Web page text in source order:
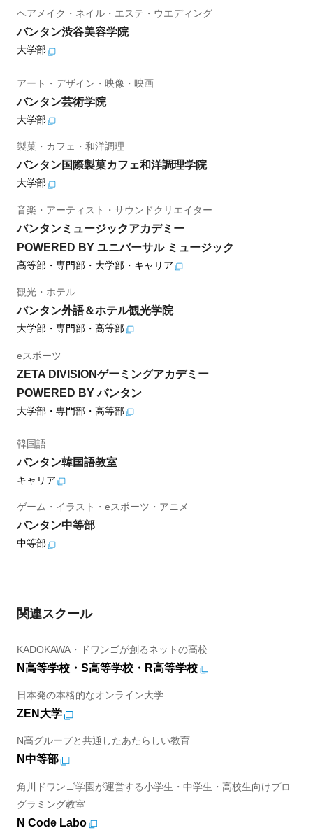
ヘアメイク・ネイル・エステ・ウエディング
バンタン渋谷美容学院
大学部
アート・デザイン・映像・映画
バンタン芸術学院
大学部
製菓・カフェ・和洋調理
バンタン国際製菓カフェ和洋調理学院
大学部
音楽・アーティスト・サウンドクリエイター
バンタンミュージックアカデミー
POWERED BY ユニバーサル ミュージック
高等部・専門部・大学部・キャリア
観光・ホテル
バンタン外語＆ホテル観光学院
大学部・専門部・高等部
eスポーツ
ZETA DIVISIONゲーミングアカデミー
POWERED BY バンタン
大学部・専門部・高等部
韓国語
バンタン韓国語教室
キャリア
ゲーム・イラスト・eスポーツ・アニメ
バンタン中等部
中等部
関連スクール
KADOKAWA・ドワンゴが創るネットの高校
N高等学校・S高等学校・R高等学校
日本発の本格的なオンライン大学
ZEN大学
N高グループと共通したあたらしい教育
N中等部
角川ドワンゴ学園が運営する小学生・中学生・高校生向けプロ
グラミング教室
N Code Labo